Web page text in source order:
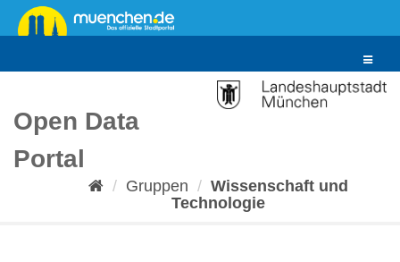
Überspringen
zum
Toggle
Open Data
Portal
Gruppen
Wissenschaft und
Technologie